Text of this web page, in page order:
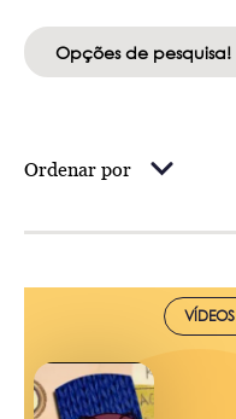
Opções de pesquisa!
Ordenar por
VÍDEOS